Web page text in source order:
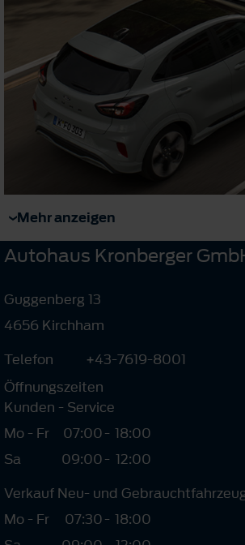
Mehr anzeigen
Autohaus Kronberger
Guggenberg 13
4656 Kirchham
Telefon
+43-7619-8001
Öffnungszeiten
Kunden - Service
Mo - Fr
07:00- 18:00
Sa
09:00- 12:00
Verkauf Neu- und
Mo - Fr
07:30- 18:00